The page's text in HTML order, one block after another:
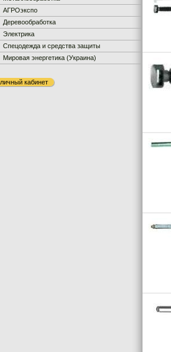
АГРОэкспо
Деревообработка
Электрика
Cпецодежда и средства защиты
Мировая энергетика (Украина)
личный кабинет